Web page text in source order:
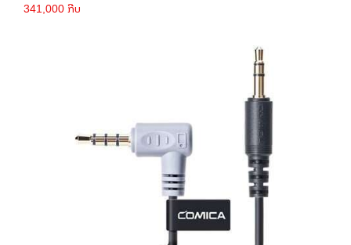
341,000 ກີບ
ເພີ່ມເຂົ້າກະຕ່າ